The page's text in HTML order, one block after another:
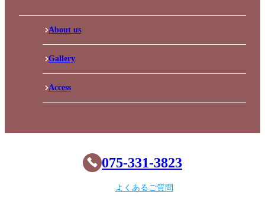
About us
Gallery
Access
075-331-3823
よくあるご質問